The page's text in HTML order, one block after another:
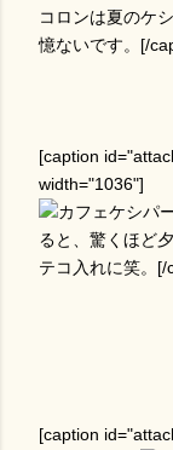
コロンは夏のケ
憶ないです。[/
[caption
width="1036"]
ると、驚くほど
テコ入れに笑。[/
[caption